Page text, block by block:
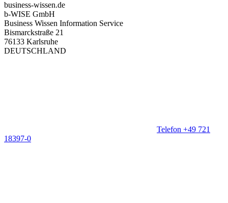
business-wissen.de
b-WISE GmbH
Business Wissen Information Service
Bismarckstraße 21
76133 Karlsruhe
DEUTSCHLAND
Telefon +49 721
18397-0